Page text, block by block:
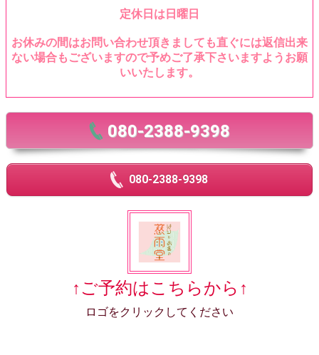
定休日は日曜日
お休みの間はお問い合わせ頂きましても直ぐには返信出来
ない場合もございますので予めご了承下さいますようお願
いいたします。
080-2388-9398
080-2388-9398
↑ご予約はこちらから↑
ロゴをクリックしてください